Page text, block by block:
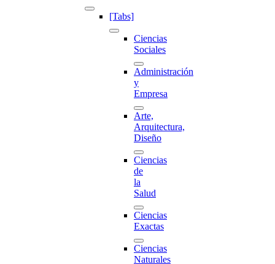
[Tabs]
Ciencias
Sociales
Administración
y
Empresa
Arte,
Arquitectura,
Diseño
Ciencias
de
la
Salud
Ciencias
Exactas
Ciencias
Naturales